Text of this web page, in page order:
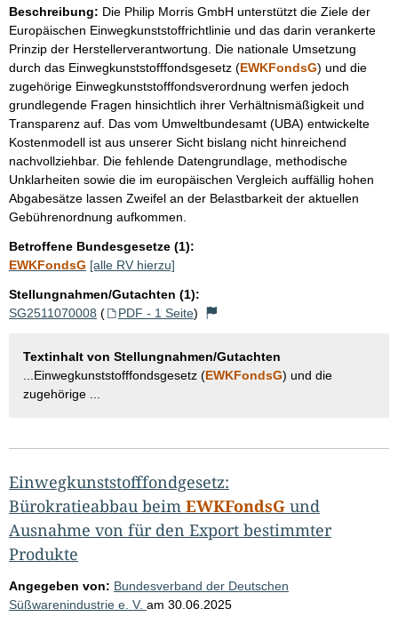
Beschreibung: Die Philip Morris GmbH unterstützt die Ziele der
Europäischen Einwegkunststoffrichtlinie und das darin verankerte
Prinzip der Herstellerverantwortung. Die nationale Umsetzung
durch das Einwegkunststofffondsgesetz (EWKFondsG) und die
zugehörige Einwegkunststofffondsverordnung werfen jedoch
grundlegende Fragen hinsichtlich ihrer Verhältnismäßigkeit und
Transparenz auf. Das vom Umweltbundesamt (UBA) entwickelte
Kostenmodell ist aus unserer Sicht bislang nicht hinreichend
nachvollziehbar. Die fehlende Datengrundlage, methodische
Unklarheiten sowie die im europäischen Vergleich auffällig hohen
Abgabesätze lassen Zweifel an der Belastbarkeit der aktuellen
Gebührenordnung aufkommen.
Betroffene Bundesgesetze (1):
EWKFondsG [alle RV hierzu]
Stellungnahmen/Gutachten (1):
SG2511070008 ( PDF - 1 Seite)
Textinhalt von Stellungnahmen/Gutachten
...Einwegkunststofffondsgesetz (EWKFondsG) und die
zugehörige ...
Einwegkunststofffondgesetz:
Bürokratieabbau beim EWKFondsG und
Ausnahme von für den Export bestimmter
Produkte
Angegeben von: Bundesverband der Deutschen
Süßwarenindustrie e. V. am 30.06.2025